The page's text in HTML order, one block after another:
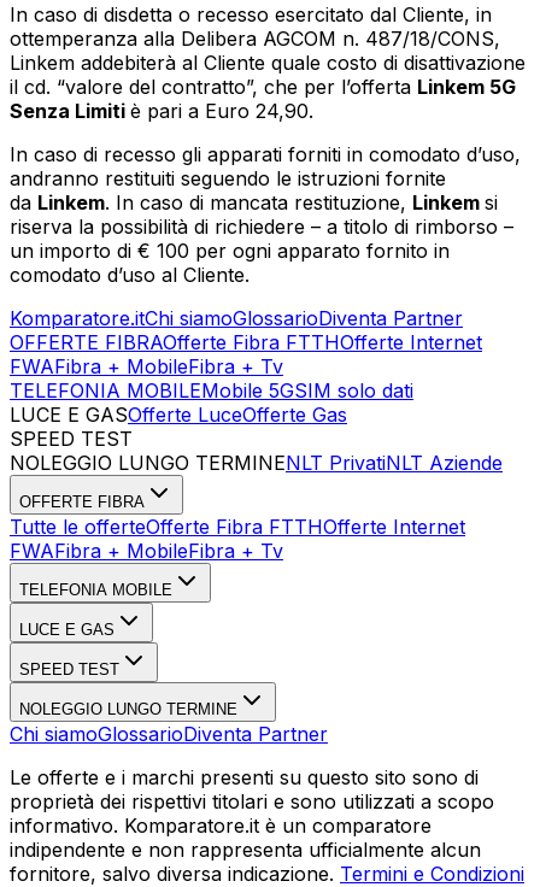
In caso di disdetta o recesso esercitato dal Cliente, in
ottemperanza alla Delibera AGCOM n. 487/18/CONS,
Linkem addebiterà al Cliente quale costo di disattivazione
il cd. “valore del contratto”, che per l’offerta Linkem 5G
Senza Limiti è pari a Euro 24,90.
In caso di recesso gli apparati forniti in comodato d’uso,
andranno restituiti seguendo le istruzioni fornite
da Linkem. In caso di mancata restituzione, Linkem si
riserva la possibilità di richiedere – a titolo di rimborso –
un importo di € 100 per ogni apparato fornito in
comodato d’uso al Cliente.
Komparatore.itChi siamoGlossarioDiventa Partner
OFFERTE FIBRAOfferte Fibra FTTHOfferte Internet
FWAFibra + MobileFibra + Tv
TELEFONIA MOBILEMobile 5GSIM solo dati
LUCE E GASOfferte LuceOfferte Gas
SPEED TEST
NOLEGGIO LUNGO TERMINENLT PrivatiNLT Aziende
OFFERTE FIBRA
Tutte le offerteOfferte Fibra FTTHOfferte Internet
FWAFibra + MobileFibra + Tv
TELEFONIA MOBILE
LUCE E GAS
SPEED TEST
NOLEGGIO LUNGO TERMINE
Chi siamoGlossarioDiventa Partner
Le offerte e i marchi presenti su questo sito sono di
proprietà dei rispettivi titolari e sono utilizzati a scopo
informativo. Komparatore.it è un comparatore
indipendente e non rappresenta ufficialmente alcun
fornitore, salvo diversa indicazione. Termini e Condizioni